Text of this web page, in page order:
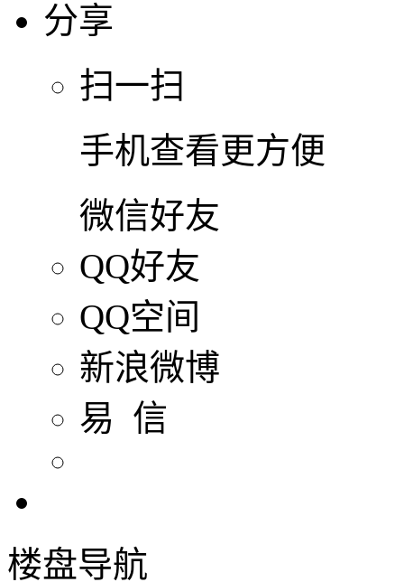
分享
扫一扫
手机查看更方便
微信好友
QQ好友
QQ空间
新浪微博
易 信
楼盘导航